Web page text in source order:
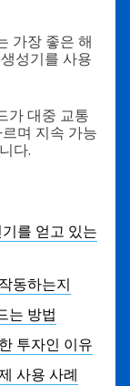
가장 좋은 해
성기를 사용
가 대중 교통
며 지속 가능
다.
를 얻고 있는
동하는지
는 방법
투자인 이유
사용 사례